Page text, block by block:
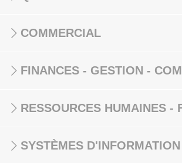
COMMERCIAL
FINANCES - GESTION -
RESSOURCES HUMAINES -
SYSTÈMES D'INFORMATION